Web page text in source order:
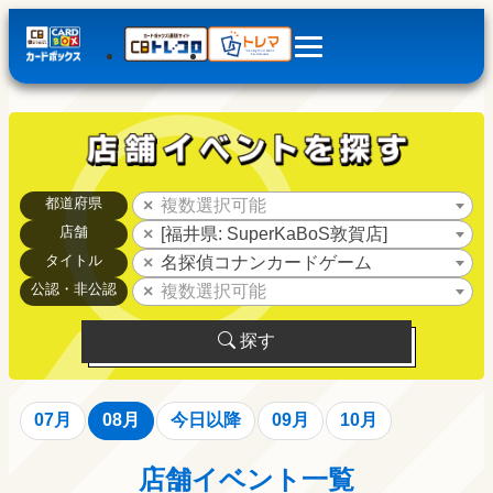
都道府県 複数選択可能
店舗 [福井県: SuperKaBoS敦賀店]
タイトル 名探偵コナンカードゲーム
公認・非公認 複数選択可能
探す
07月 08月 今日以降 09月 10月
店舗イベント一覧